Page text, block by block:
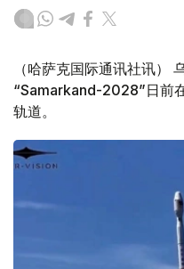
（哈萨克国际通讯社讯）
“Samarkand-2028”日前
轨道。